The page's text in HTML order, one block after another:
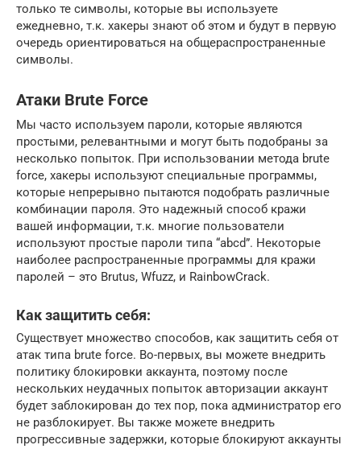
только те символы, которые вы используете
ежедневно, т.к. хакеры знают об этом и будут в первую
очередь ориентироваться на общераспространенные
символы.
Атаки Brute Force
Мы часто используем пароли, которые являются
простыми, релевантными и могут быть подобраны за
несколько попыток. При использовании метода brute
force, хакеры используют специальные программы,
которые непрерывно пытаются подобрать различные
комбинации пароля. Это надежный способ кражи
вашей информации, т.к. многие пользователи
используют простые пароли типа “abcd”. Некоторые
наиболее распространенные программы для кражи
паролей – это Brutus, Wfuzz, и RainbowCrack.
Как защитить себя:
Существует множество способов, как защитить себя от
атак типа brute force. Во-первых, вы можете внедрить
политику блокировки аккаунта, поэтому после
нескольких неудачных попыток авторизации аккаунт
будет заблокирован до тех пор, пока администратор его
не разблокирует. Вы также можете внедрить
прогрессивные задержки, которые блокируют аккаунты